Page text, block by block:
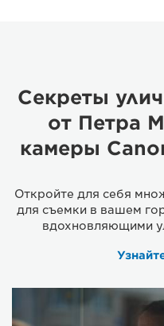
Секреты
от Петра
камеры
Откройте для себя
для съемки в вашем
вдохновляющими